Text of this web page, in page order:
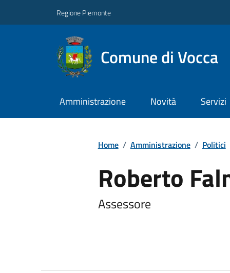
Regione Piemonte
Comune di Vocca
Amministrazione Novità Servizi
Home / Amministrazione / Politici
Roberto
Assessore